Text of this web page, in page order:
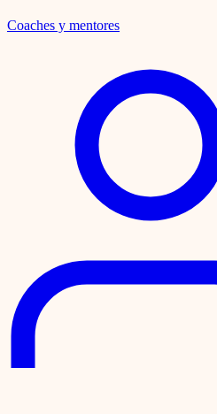
Coaches y mentores